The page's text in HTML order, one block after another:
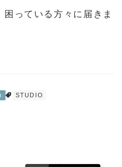
困っている方々に届きま
STUDIO